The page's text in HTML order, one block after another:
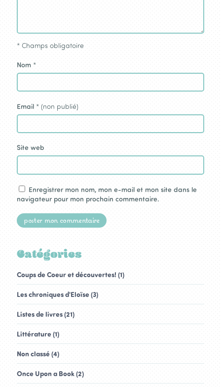
* Champs obligatoire
Nom *
Email * (non publié)
Site web
Enregistrer mon nom, mon e-mail et mon site dans le
navigateur pour mon prochain commentaire.
Catégories
Coups de Coeur et découvertes! (1)
Les chroniques d'Eloïse (3)
Listes de livres (21)
Littérature (1)
Non classé (4)
Once Upon a Book (2)